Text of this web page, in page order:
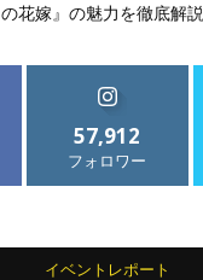
の花嫁』の魅力を徹底解説
57,912
フォロワー
イベントレポート